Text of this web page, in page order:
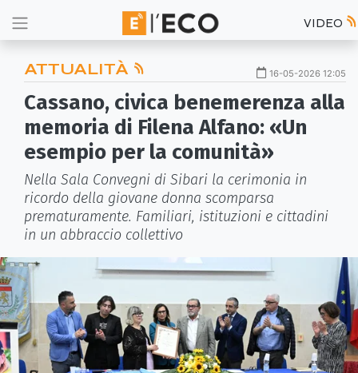
VIDEO
ATTUALITÀ 16-05-2026 12:05
Cassano, civica benemerenza alla
memoria di Filena Alfano: «Un
esempio per la comunità»
Nella Sala Convegni di Sibari la cerimonia in
ricordo della giovane donna scomparsa
prematuramente. Familiari, istituzioni e cittadini
in un abbraccio collettivo